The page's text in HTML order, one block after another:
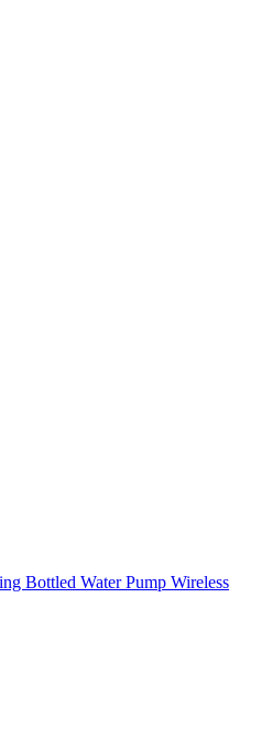
Bottled Water Pump Wireless